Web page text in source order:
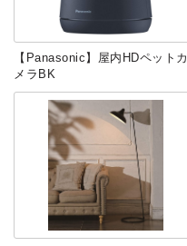
【Panasonic】屋内HDペットカ
メラBK